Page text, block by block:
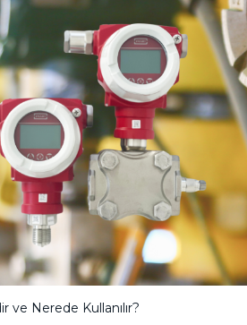
ve Nerede Kullanılır?